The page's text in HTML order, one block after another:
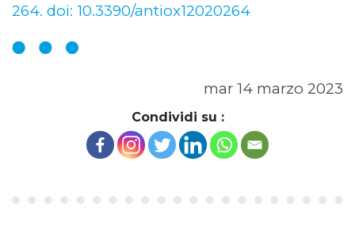
264. doi: 10.3390/antiox12020264
mar 14 marzo 2023
Condividi su :